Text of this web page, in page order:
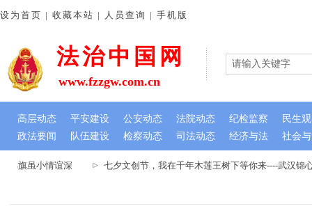
旗虽小情谊深 七夕文创节，我在千年木莲王树下等你来----武汉锦
法治中国网
政法要闻 队伍建设 检察动态 司法动态 经济与法 社会
设为首页 | 收藏本站 | 人员查询 | 手机版
www.fzzgw.com.cn
高层动态 平安建设 公安动态 法院动态 纪检监察 民生